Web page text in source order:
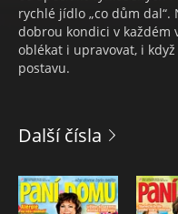
rychlé jídlo „co dům
dobrou kondici v každém
oblékat i upravovat, i
postavu.
Další čísla